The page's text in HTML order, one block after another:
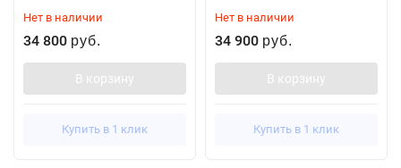
Нет в наличии
34 800 руб.
В корзину
Купить в 1 клик
Нет в наличии
34 900 руб.
В корзину
Купить в 1 клик